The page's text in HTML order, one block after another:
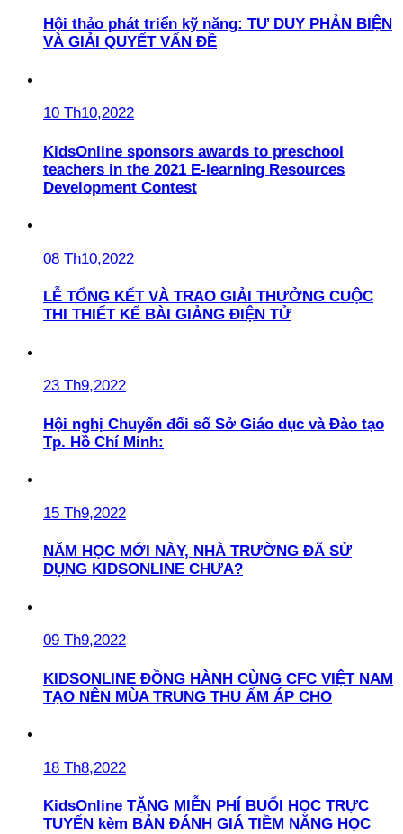
Hội thảo phát triển kỹ năng: TƯ DUY PHẢN BIỆN
VÀ GIẢI QUYẾT VẤN ĐỀ
10 Th10,2022
KidsOnline sponsors awards to preschool
teachers in the 2021 E-learning Resources
Development Contest
08 Th10,2022
LỄ TỔNG KẾT VÀ TRAO GIẢI THƯỞNG CUỘC
THI THIẾT KẾ BÀI GIẢNG ĐIỆN TỬ
23 Th9,2022
Hội nghị Chuyển đổi số Sở Giáo dục và Đào tạo
Tp. Hồ Chí Minh:
15 Th9,2022
NĂM HỌC MỚI NÀY, NHÀ TRƯỜNG ĐÃ SỬ
DỤNG KIDSONLINE CHƯA?
09 Th9,2022
KIDSONLINE ĐỒNG HÀNH CÙNG CFC VIỆT NAM
TẠO NÊN MÙA TRUNG THU ẤM ÁP CHO
18 Th8,2022
KidsOnline TẶNG MIỄN PHÍ BUỔI HỌC TRỰC
TUYẾN kèm BẢN ĐÁNH GIÁ TIỀM NĂNG HỌC